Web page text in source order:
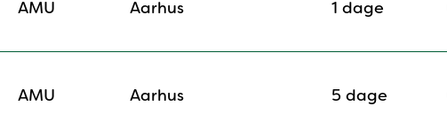
AMU Aarhus 1 dage
AMU Aarhus 5 dage